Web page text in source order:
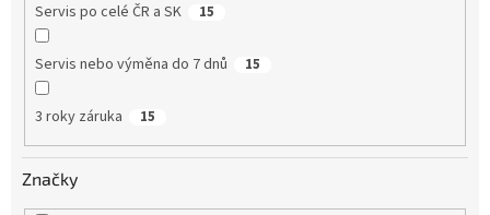
Servis po celé ČR a SK 15
Servis nebo výměna do 7 dnů 15
3 roky záruka 15
Značky